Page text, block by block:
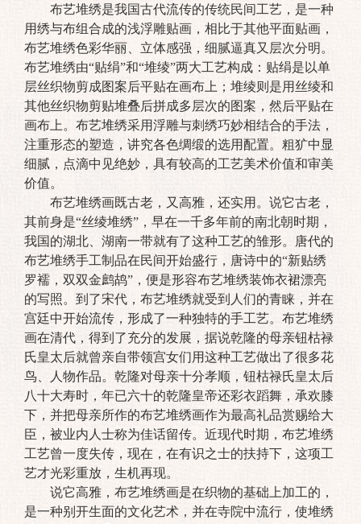
布艺堆绣是我国古代流传的传统民间工艺，是一种
用绣与布组合成的浅浮雕贴画，相比于其他平面贴画，
布艺堆绣色彩华丽、立体感强，细腻逼真又层次分明。
布艺堆绣由“贴绢”和“堆绫”两大工艺构成：贴绢是以单
层丝织物剪成图案后平贴在画布上；堆绫则是用丝绫和
其他丝织物剪贴堆叠后拼成多层次的图案，然后平贴在
画布上。布艺堆绣采用浮雕与刺绣巧妙相结合的手法，
注重形态的塑造，讲究各色绸缎的选用配置。粗犷中显
细腻，点滴中见绝妙，具有较高的工艺美术价值和审美
价值。
布艺堆绣画既古老，又高雅，还实用。说它古老，
其前身是“丝绫堆绣”，早在一千多年前的南北朝时期，
我国的湖北、湖南一带就有了这种工艺的雏形。唐代的
布艺堆绣手工制品在民间开始盛行，唐诗中的“新贴绣
罗襦，双双金鹧鸪”，便是形容布艺堆绣装饰衣裙漂亮
的写照。到了宋代，布艺堆绣就受到人们的青睐，并在
宫廷中开始流传，形成了一种独特的手工艺。布艺堆绣
画在清代，得到了充分的发展，据说乾隆的母亲钮枯禄
氏皇太后就曾亲自带领宫女们用这种工艺做出了很多花
鸟、人物作品。乾隆对母亲十分孝顺，钮枯禄氏皇太后
八十大寿时，年已六十的乾隆皇帝还彩衣蹈舞，承欢膝
下，并把母亲所作的布艺堆绣画作为最高礼品赏赐给大
臣，被业内人士称为佳话留传。近现代时期，布艺堆绣
工艺曾一度失传，现在，在有识之士的扶持下，这项工
艺才光彩重放，生机再现。
说它高雅，布艺堆绣画是在织物的基础上加工的，
是一种别开生面的文化艺术，并在寺院中流行，使堆绣